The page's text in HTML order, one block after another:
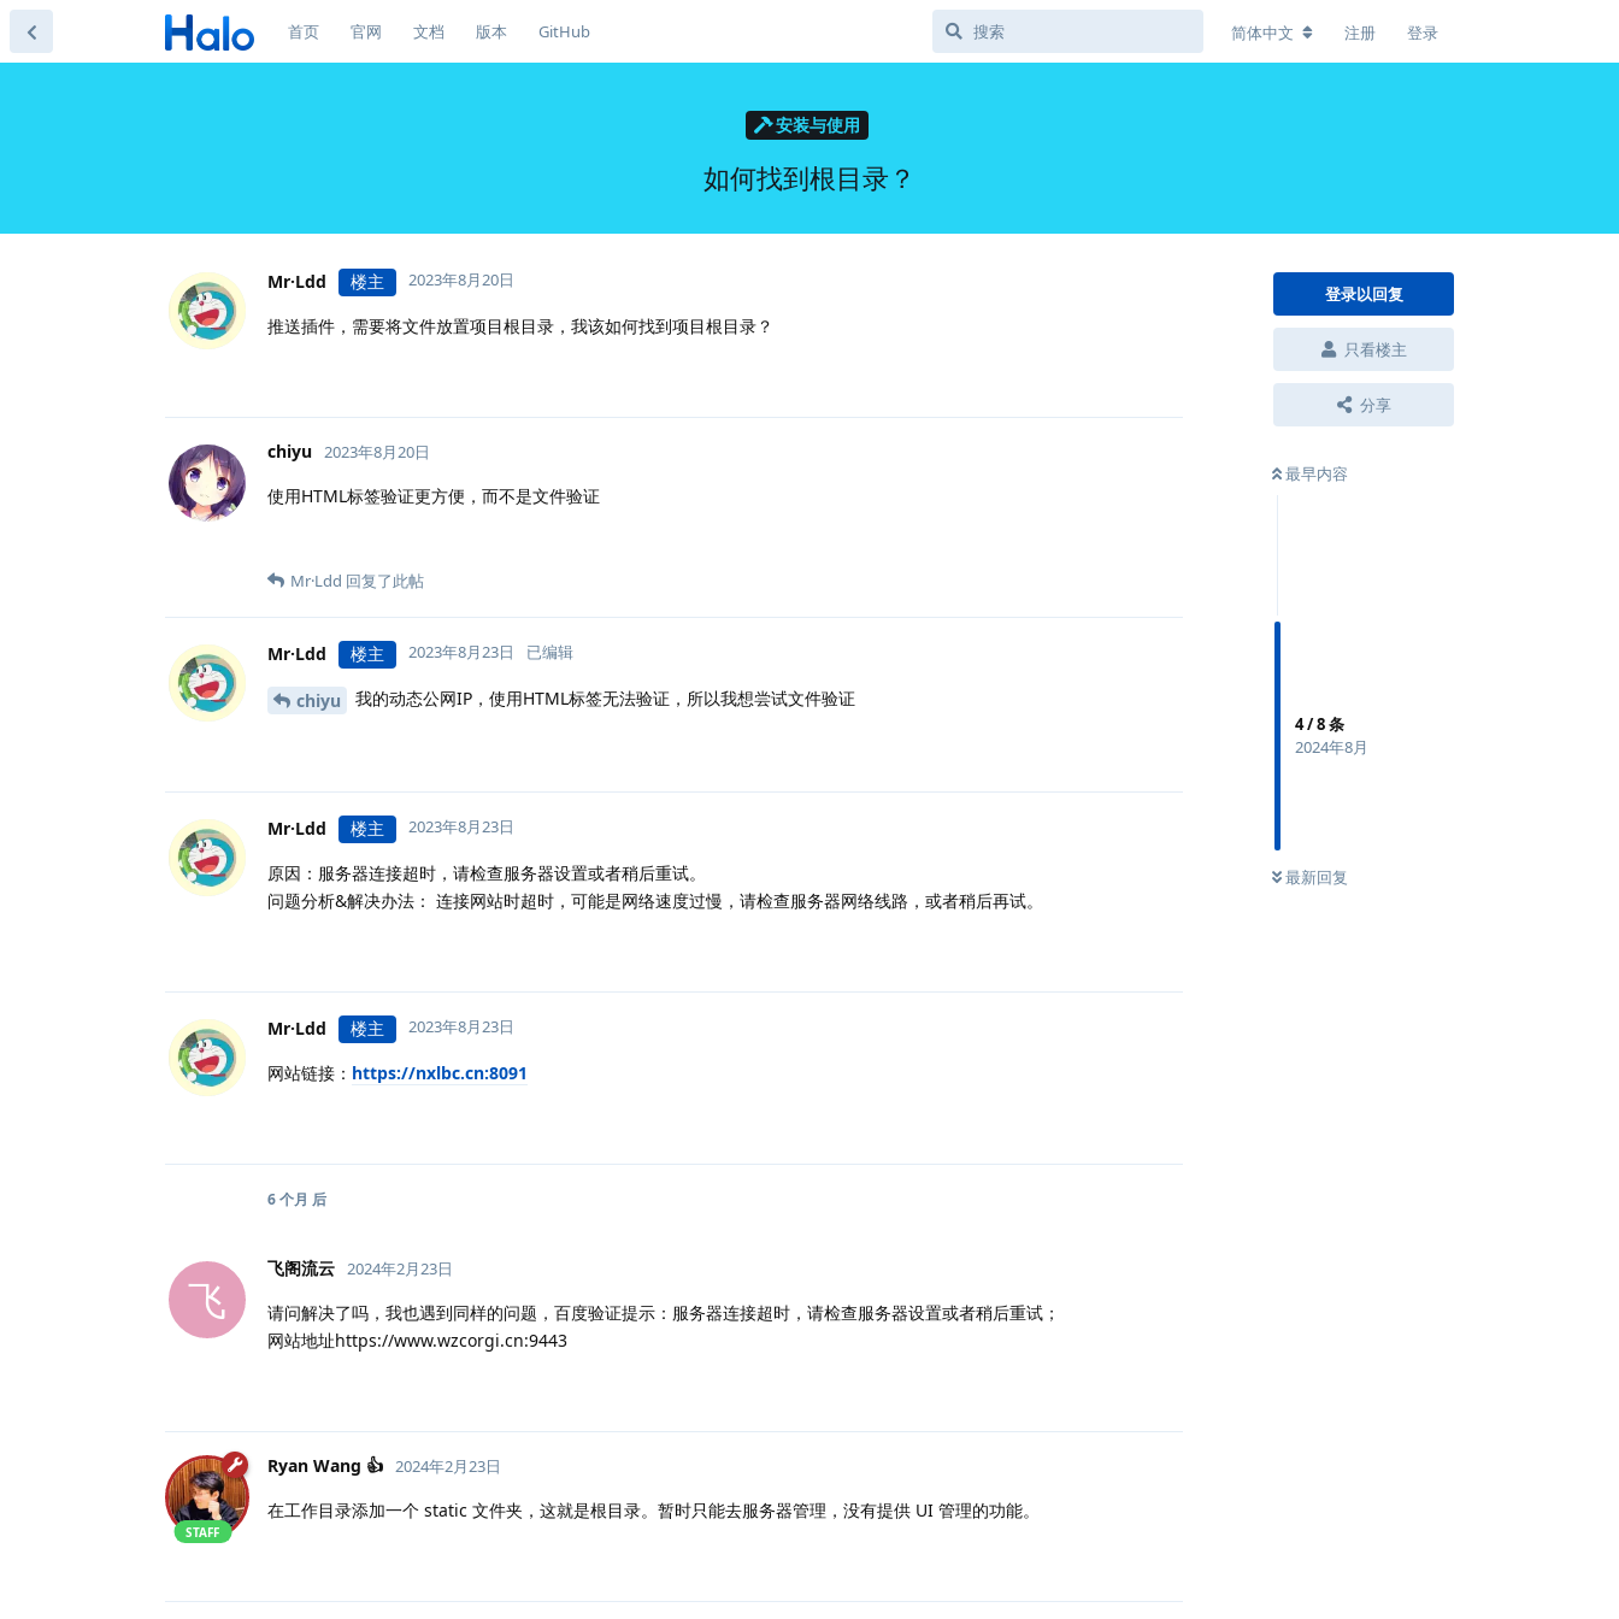
首页 官网 文档 版本 GitHub 简体中文 注册 登录
安装与使用
如何找到根目录？
登录以回复
只看楼主
分享
最早内容
4/8条
2024年8月
最新回复
Mr·Ldd 楼主 2023年8月20日
推送插件，需要将文件放置项目根目录，我该如何找到项目根目录？
chiyu 2023年8月20日
使用HTML标签验证更方便，而不是文件验证
Mr·Ldd 回复了此帖
Mr·Ldd 楼主 2023年8月23日 已编辑
chiyu 我的动态公网IP，使用HTML标签无法验证，所以我想尝试文件验证
Mr·Ldd 楼主 2023年8月23日
原因：服务器连接超时，请检查服务器设置或者稍后重试。
问题分析&解决办法： 连接网站时超时，可能是网络速度过慢，请检查服务器网络线路，或者稍后再试。
Mr·Ldd 楼主 2023年8月23日
网站链接： https://nxlbc.cn:8091
6 个月 后
飞
飞阁流云 2024年2月23日
请问解决了吗，我也遇到同样的问题，百度验证提示：服务器连接超时，请检查服务器设置或者稍后重试；
网站地址https://www.wzcorgi.cn:9443
Ryan Wang 👍
STAFF
2024年2月23日
在工作目录添加一个 static 文件夹，这就是根目录。暂时只能去服务器管理，没有提供 UI 管理的功能。